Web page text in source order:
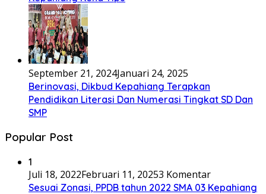
September 21, 2024Januari 24, 2025
Berinovasi, Dikbud Kepahiang Terapkan
Pendidikan Literasi Dan Numerasi Tingkat SD Dan
SMP
Popular Post
1
Juli 18, 2022Februari 11, 20253 Komentar
Sesuai Zonasi, PPDB tahun 2022 SMA 03 Kepahiang